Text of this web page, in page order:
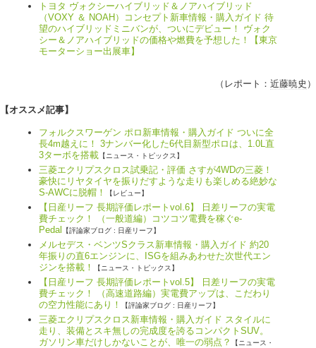
トヨタ ヴォクシーハイブリッド＆ノアハイブリッド
（VOXY ＆ NOAH）コンセプト新車情報・購入ガイド 待
望のハイブリッドミニバンが、ついにデビュー！ ヴォク
シー＆ノアハイブリッドの価格や燃費を予想した！【東京
モーターショー出展車】
（レポート： 近藤暁史 ）
【オススメ記事】
フォルクスワーゲン ポロ新車情報・購入ガイド ついに全
長4m越えに！ 3ナンバー化した6代目新型ポロは、1.0L直
3ターボを搭載 【ニュース・トピックス】
三菱エクリプスクロス試乗記・評価 さすが4WDの三菱！
豪快にリヤタイヤを振りだすような走りも楽しめる絶妙な
S-AWCに脱帽！
【レビュー】
【日産リーフ 長期評価レポートvol.6】 日差リーフの実電
費チェック！ （一般道編）コツコツ電費を稼ぐe-
Pedal
【評論家ブログ : 日産リーフ】
メルセデス・ベンツSクラス新車情報・購入ガイド 約20
年振りの直6エンジンに、ISGを組みあわせた次世代エン
ジンを搭載！
【ニュース・トピックス】
【日産リーフ 長期評価レポートvol.5】 日差リーフの実電
費チェック！ （高速道路編）実電費アップは、こだわり
の空力性能にあり！
【評論家ブログ : 日産リーフ】
三菱エクリプスクロス新車情報・購入ガイド スタイルに
走り、装備とスキ無しの完成度を誇るコンパクトSUV。
ガソリン車だけしかないことが、唯一の弱点？
【ニュース・